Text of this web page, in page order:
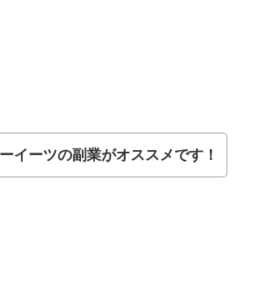
イーツの副業がオススメです！